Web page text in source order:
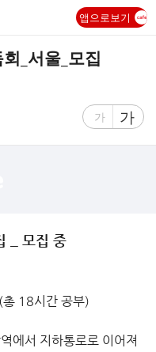
앱으로보기
_서울_모집
글
가
글
자
가
_ 모집 중
18시간 공부)
에서 지하통로로 이어져